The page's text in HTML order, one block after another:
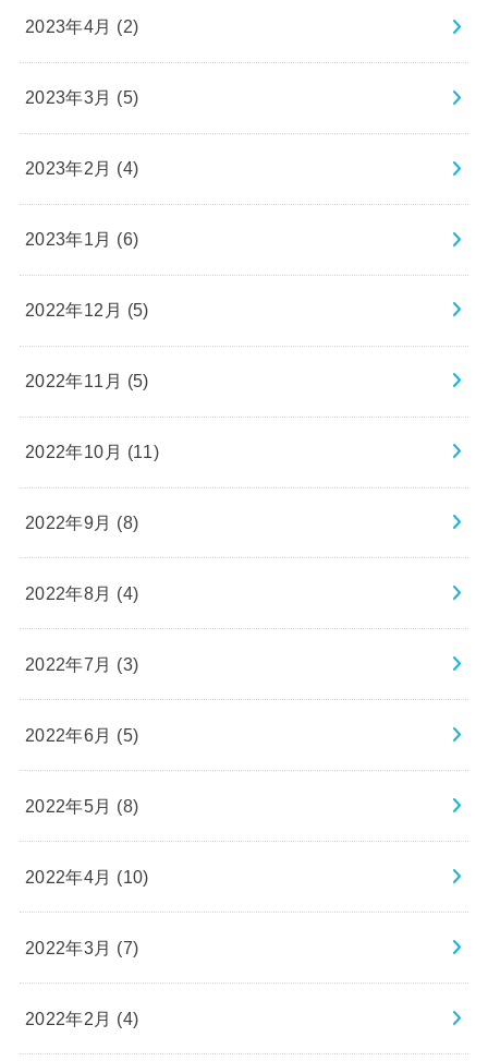
2023年4月 (2)
2023年3月 (5)
2023年2月 (4)
2023年1月 (6)
2022年12月 (5)
2022年11月 (5)
2022年10月 (11)
2022年9月 (8)
2022年8月 (4)
2022年7月 (3)
2022年6月 (5)
2022年5月 (8)
2022年4月 (10)
2022年3月 (7)
2022年2月 (4)